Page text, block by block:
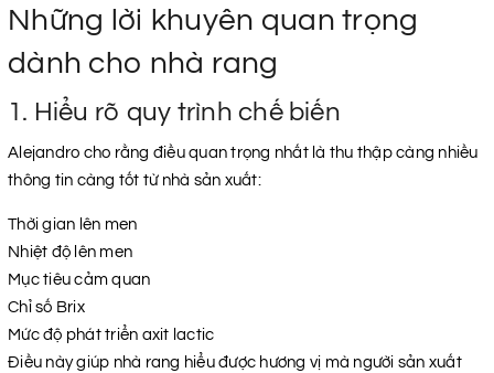
Những lời khuyên quan trọng
dành cho nhà rang
1. Hiểu rõ quy trình chế biến
Alejandro cho rằng điều quan trọng nhất là thu thập càng nhiều
thông tin càng tốt từ nhà sản xuất:
Thời gian lên men
Nhiệt độ lên men
Mục tiêu cảm quan
Chỉ số Brix
Mức độ phát triển axit lactic
Điều này giúp nhà rang hiểu được hương vị mà người sản xuất